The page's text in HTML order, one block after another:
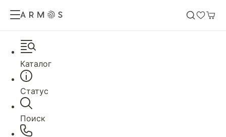
Каталог
Статус
Поиск